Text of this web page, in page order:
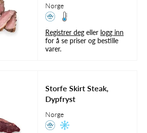
Norge
Registrer deg eller logg inn
for å se priser og bestille
varer.
Storfe Skirt Steak,
Dypfryst
Norge